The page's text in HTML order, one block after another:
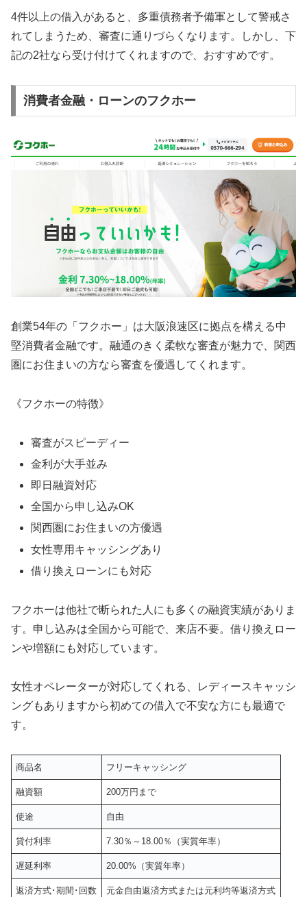
4件以上の借入があると、多重債務者予備軍として警戒さ
れてしまうため、審査に通りづらくなります。しかし、下
記の2社なら受け付けてくれますので、おすすめです。
消費者金融・ローンのフクホー
創業54年の「フクホー」は大阪浪速区に拠点を構える中
堅消費者金融です。融通のきく柔軟な審査が魅力で、関西
圏にお住まいの方なら審査を優遇してくれます。
《フクホーの特徴》
審査がスピーディー
金利が大手並み
即日融資対応
全国から申し込みOK
関西圏にお住まいの方優遇
女性専用キャッシングあり
借り換えローンにも対応
フクホーは他社で断られた人にも多くの融資実績がありま
す。申し込みは全国から可能で、来店不要。借り換えロー
ンや増額にも対応しています。
女性オペレーターが対応してくれる、レディースキャッシ
ングもありますから初めての借入で不安な方にも最適で
す。
商品名 フリーキャッシング
融資額 200万円まで
使途 自由
貸付利率 7.30％～18.00％（実質年率）
遅延利率 20.00%（実質年率）
返済方式･期間･回数 元金自由返済方式または元利均等返済方式